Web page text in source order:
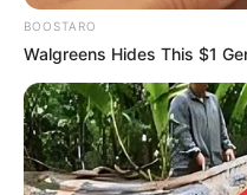
BOOSTARO
Walgreens Hides This $1